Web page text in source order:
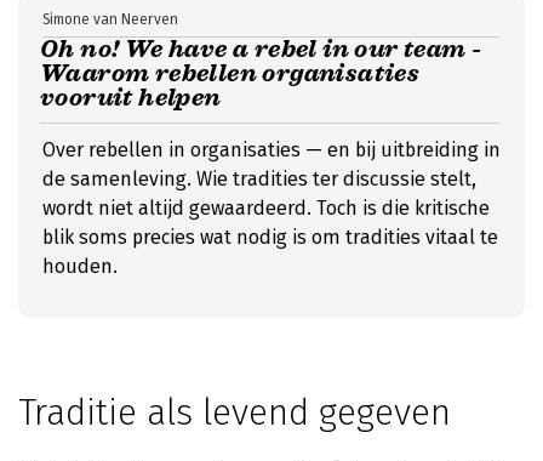
Oh no! We have a rebel in our team -
Waarom rebellen organisaties
vooruit helpen
Simone van Neerven
Over rebellen in organisaties — en bij uitbreiding in
de samenleving. Wie tradities ter discussie stelt,
wordt niet altijd gewaardeerd. Toch is die kritische
blik soms precies wat nodig is om tradities vitaal te
houden.
Traditie als levend gegeven